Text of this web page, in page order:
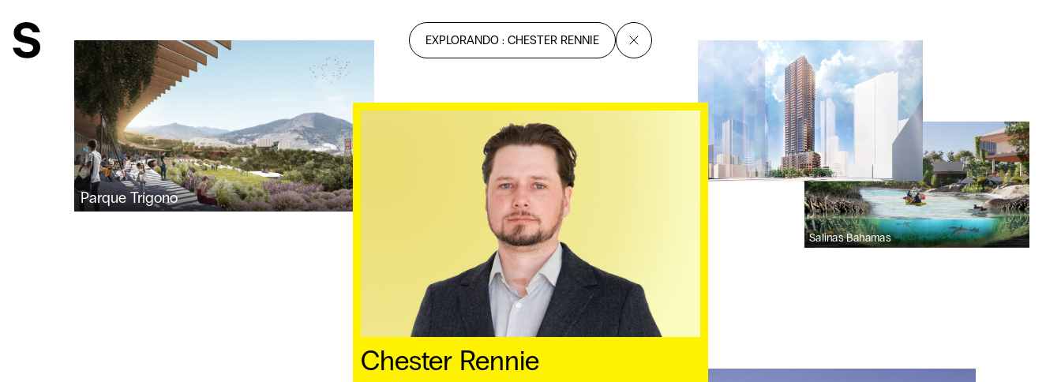
EXPLORANDO : CHESTER RENNIE
Chester Rennie
Salinas Bahamas
Parque Trígono